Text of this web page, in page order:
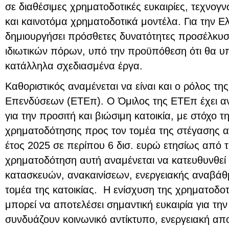
σε διαθέσιμες χρηματοδοτικές ευκαιρίες,
και καινοτόμα χρηματοδοτικά μοντέλα. Για την
δημιουργήσει πρόσθετες δυνατότητες
ιδιωτικών πόρων, υπό την προϋπόθεση ότι θα
κατάλληλα σχεδιασμένα έργα.
Καθοριστικός αναμένεται να είναι και ο ρόλος
Επενδύσεων (ΕΤΕπ). Ο Όμιλος της ΕΤΕπ έχει
για την προσιτή και βιώσιμη κατοικία, με στόχο
χρηματοδότησης προς τον τομέα της
έτος 2025 σε περίπου 6 δισ. ευρώ ετησίως από
χρηματοδότηση αυτή αναμένεται να
κατασκευών, ανακαινίσεων, ενεργειακής
τομέα της κατοικίας. Η ενίσχυση της
μπορεί να αποτελέσει σημαντική ευκαιρία για
συνδυάζουν κοινωνικό αντίκτυπο, ενεργειακή